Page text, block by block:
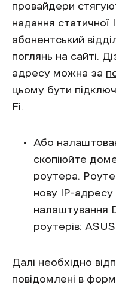
провайдери
надання
абонентський
поглянь на сайті.
адресу можна за
цьому бути
Fi.
Або
скопіюйте
роутера.
нову IP-адресу
налаштування
роутерів: ASUS
Далі необхідно
повідомлені в